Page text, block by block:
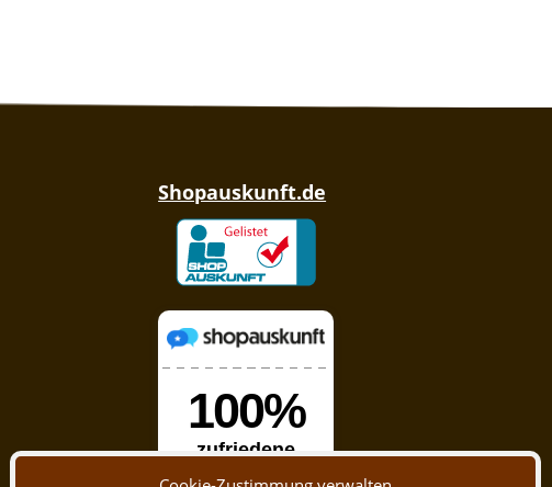
Shopauskunft.de